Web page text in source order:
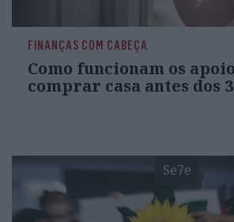
FINANÇAS COM CABEÇA
Como funcionam os
comprar casa antes dos
Se7e